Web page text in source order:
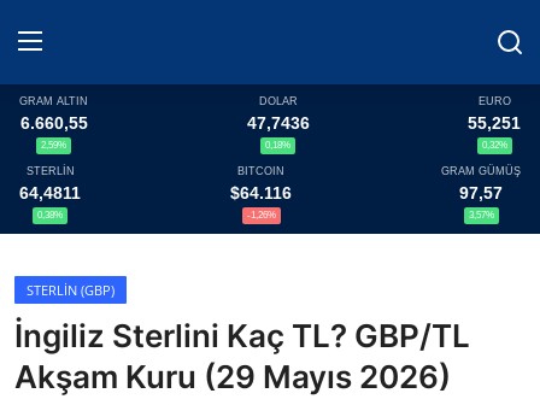
Haberler
Döviz
Altın Fiyatları
Döviz Kurları
Fonlar
GRAM ALTIN
6.660,55
2,59%
DOLAR
47,7436
0,18%
EURO
55,251
0,32%
STERLİN
64,4811
0,38%
BITCOIN
$64.116
-1,26%
GRAM GÜMÜŞ
97,57
3,57%
STERLIN (GBP)
İngiliz Sterlini Kaç TL? GBP/TL
Akşam Kuru (29 Mayıs 2026)